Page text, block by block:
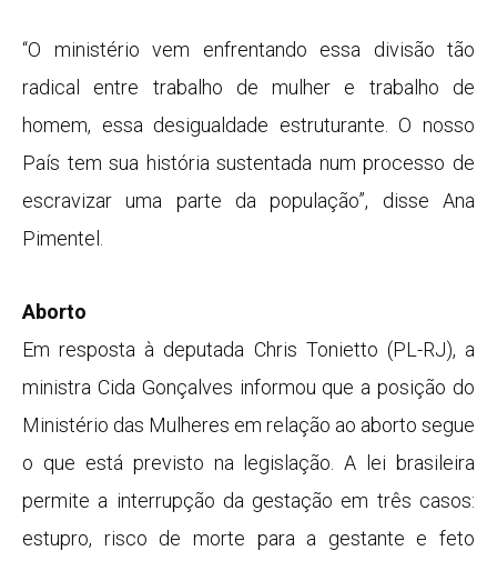
“O ministério vem enfrentando essa divisão tão
radical entre trabalho de mulher e trabalho de
homem, essa desigualdade estruturante. O nosso
País tem sua história sustentada num processo de
escravizar uma parte da população”, disse Ana
Pimentel.
Aborto
Em resposta à deputada Chris Tonietto (PL-RJ), a
ministra Cida Gonçalves informou que a posição do
Ministério das Mulheres em relação ao aborto segue
o que está previsto na legislação. A lei brasileira
permite a interrupção da gestação em três casos:
estupro, risco de morte para a gestante e feto